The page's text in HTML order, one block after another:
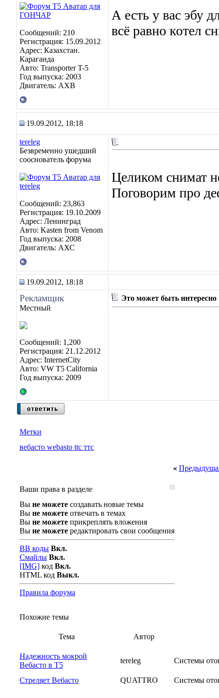
Сообщений: 210
Регистрация: 15.09.2012
Адрес: Казахстан.
Караганда
Авто: Transporter T-5
Год выпуска: 2003
Двигатель: AXB
А есть у вас эбу
всё равно котел
19.09.2012, 18:18
tereleg
Безвременно ушедший
сооснователь форума
Сообщений: 23,863
Регистрация: 19.10.2009
Адрес: Ленинград
Авто: Kasten from Venom
Год выпуска: 2008
Двигатель: АХС
Целиком снимат
Поговорим про
19.09.2012, 18:18
Рекламщик
Местный
Сообщений: 1,200
Регистрация: 21.12.2012
Адрес: InternetCity
Авто: VW T5 California
Год выпуска: 2009
Это может быть интересно
Метки
вебасто webasto ttc ттс
«
Ваши права в разделе
Вы не можете создавать новые темы
Вы не можете отвечать в темах
Вы не можете прикреплять вложения
Вы не можете редактировать свои сообщения
BB коды Вкл.
Смайлы Вкл.
[IMG] код Вкл.
HTML код Выкл.
Правила форума
Похожие темы
Тема Автор
Надежность мокрой
Вебасто в Т5
tereleg Системы
Стреляет Вебасто QUATTRO Системы